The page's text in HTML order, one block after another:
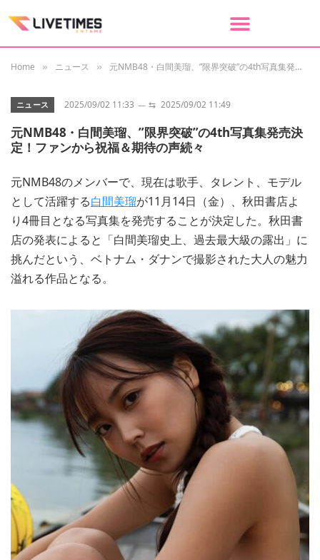
Home » ニュース » 元NMB48・白間美瑠、”限界突破”の4th写真集発売決定！ファンから祝福＆期待の声続々
ニュース 2025/09/02 11:33 ⇆ 2025/09/02 11:49
元NMB48・白間美瑠、”限界突破”の4th写真集発売決
定！ファンから祝福＆期待の声続々
元NMB48のメンバーで、現在は歌手、タレント、モデル
として活躍する白間美瑠が11月14日（金）、秋田書店よ
り4冊目となる写真集を発売することが決定した。秋田書
店の発表によると「白間美瑠史上、過去最大級の露出」に
挑んだという、ベトナム・ダナンで撮影された大人の魅力
溢れる作品となる。